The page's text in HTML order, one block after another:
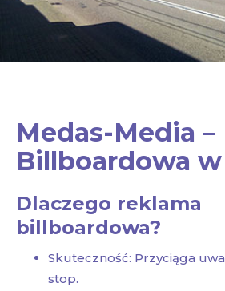
Medas-Media –
Billboardowa w
Dlaczego reklama
billboardowa?
Skuteczność: Przyciąga
stop.